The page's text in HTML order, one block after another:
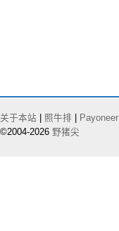
关于本站 照牛排 Payoneer
©2004-2026 野猪尖